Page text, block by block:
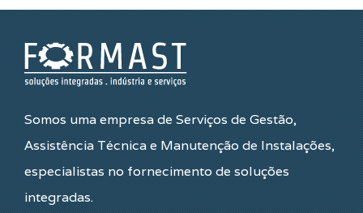
Somos uma empresa de Serviços de Gestão,
Assistência Técnica e Manutenção de Instalações,
especialistas no fornecimento de soluções
integradas.